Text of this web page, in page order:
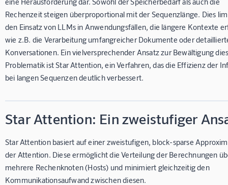
Rechenzeit steigen überproportional mit der Sequenzlänge. Dies
den Einsatz von LLMs in Anwendungsfällen, die längere Kontexte
wie z.B. die Verarbeitung umfangreicher Dokumente oder
Konversationen. Ein vielversprechender Ansatz zur Bewältigung
Problematik ist Star Attention, ein Verfahren, das die Effizienz der
bei langen Sequenzen deutlich verbessert.
Star Attention: Ein zweistufiger
Star Attention basiert auf einer zweistufigen, block-sparse
der Attention. Diese ermöglicht die Verteilung der Berechnungen
mehrere Rechenknoten (Hosts) und minimiert gleichzeitig den
Kommunikationsaufwand zwischen diesen.